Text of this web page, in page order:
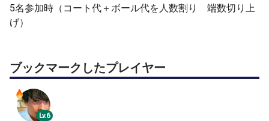
5名参加時（コート代＋ボール代を人数割り 端数切り上
げ）
ブックマークしたプレイヤー
Lv.6